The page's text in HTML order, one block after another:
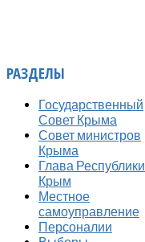
РАЗДЕЛЫ
Государственный
Совет Крыма
Совет министров
Крыма
Глава Республики
Крым
Местное
самоуправление
Персоналии